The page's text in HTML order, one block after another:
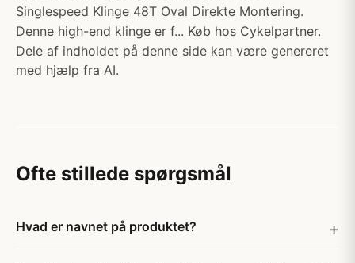
Singlespeed Klinge 48T Oval Direkte Montering.
Denne high-end klinge er f... Køb hos Cykelpartner.
Dele af indholdet på denne side kan være genereret
med hjælp fra AI.
Ofte stillede spørgsmål
Hvad er navnet på produktet?